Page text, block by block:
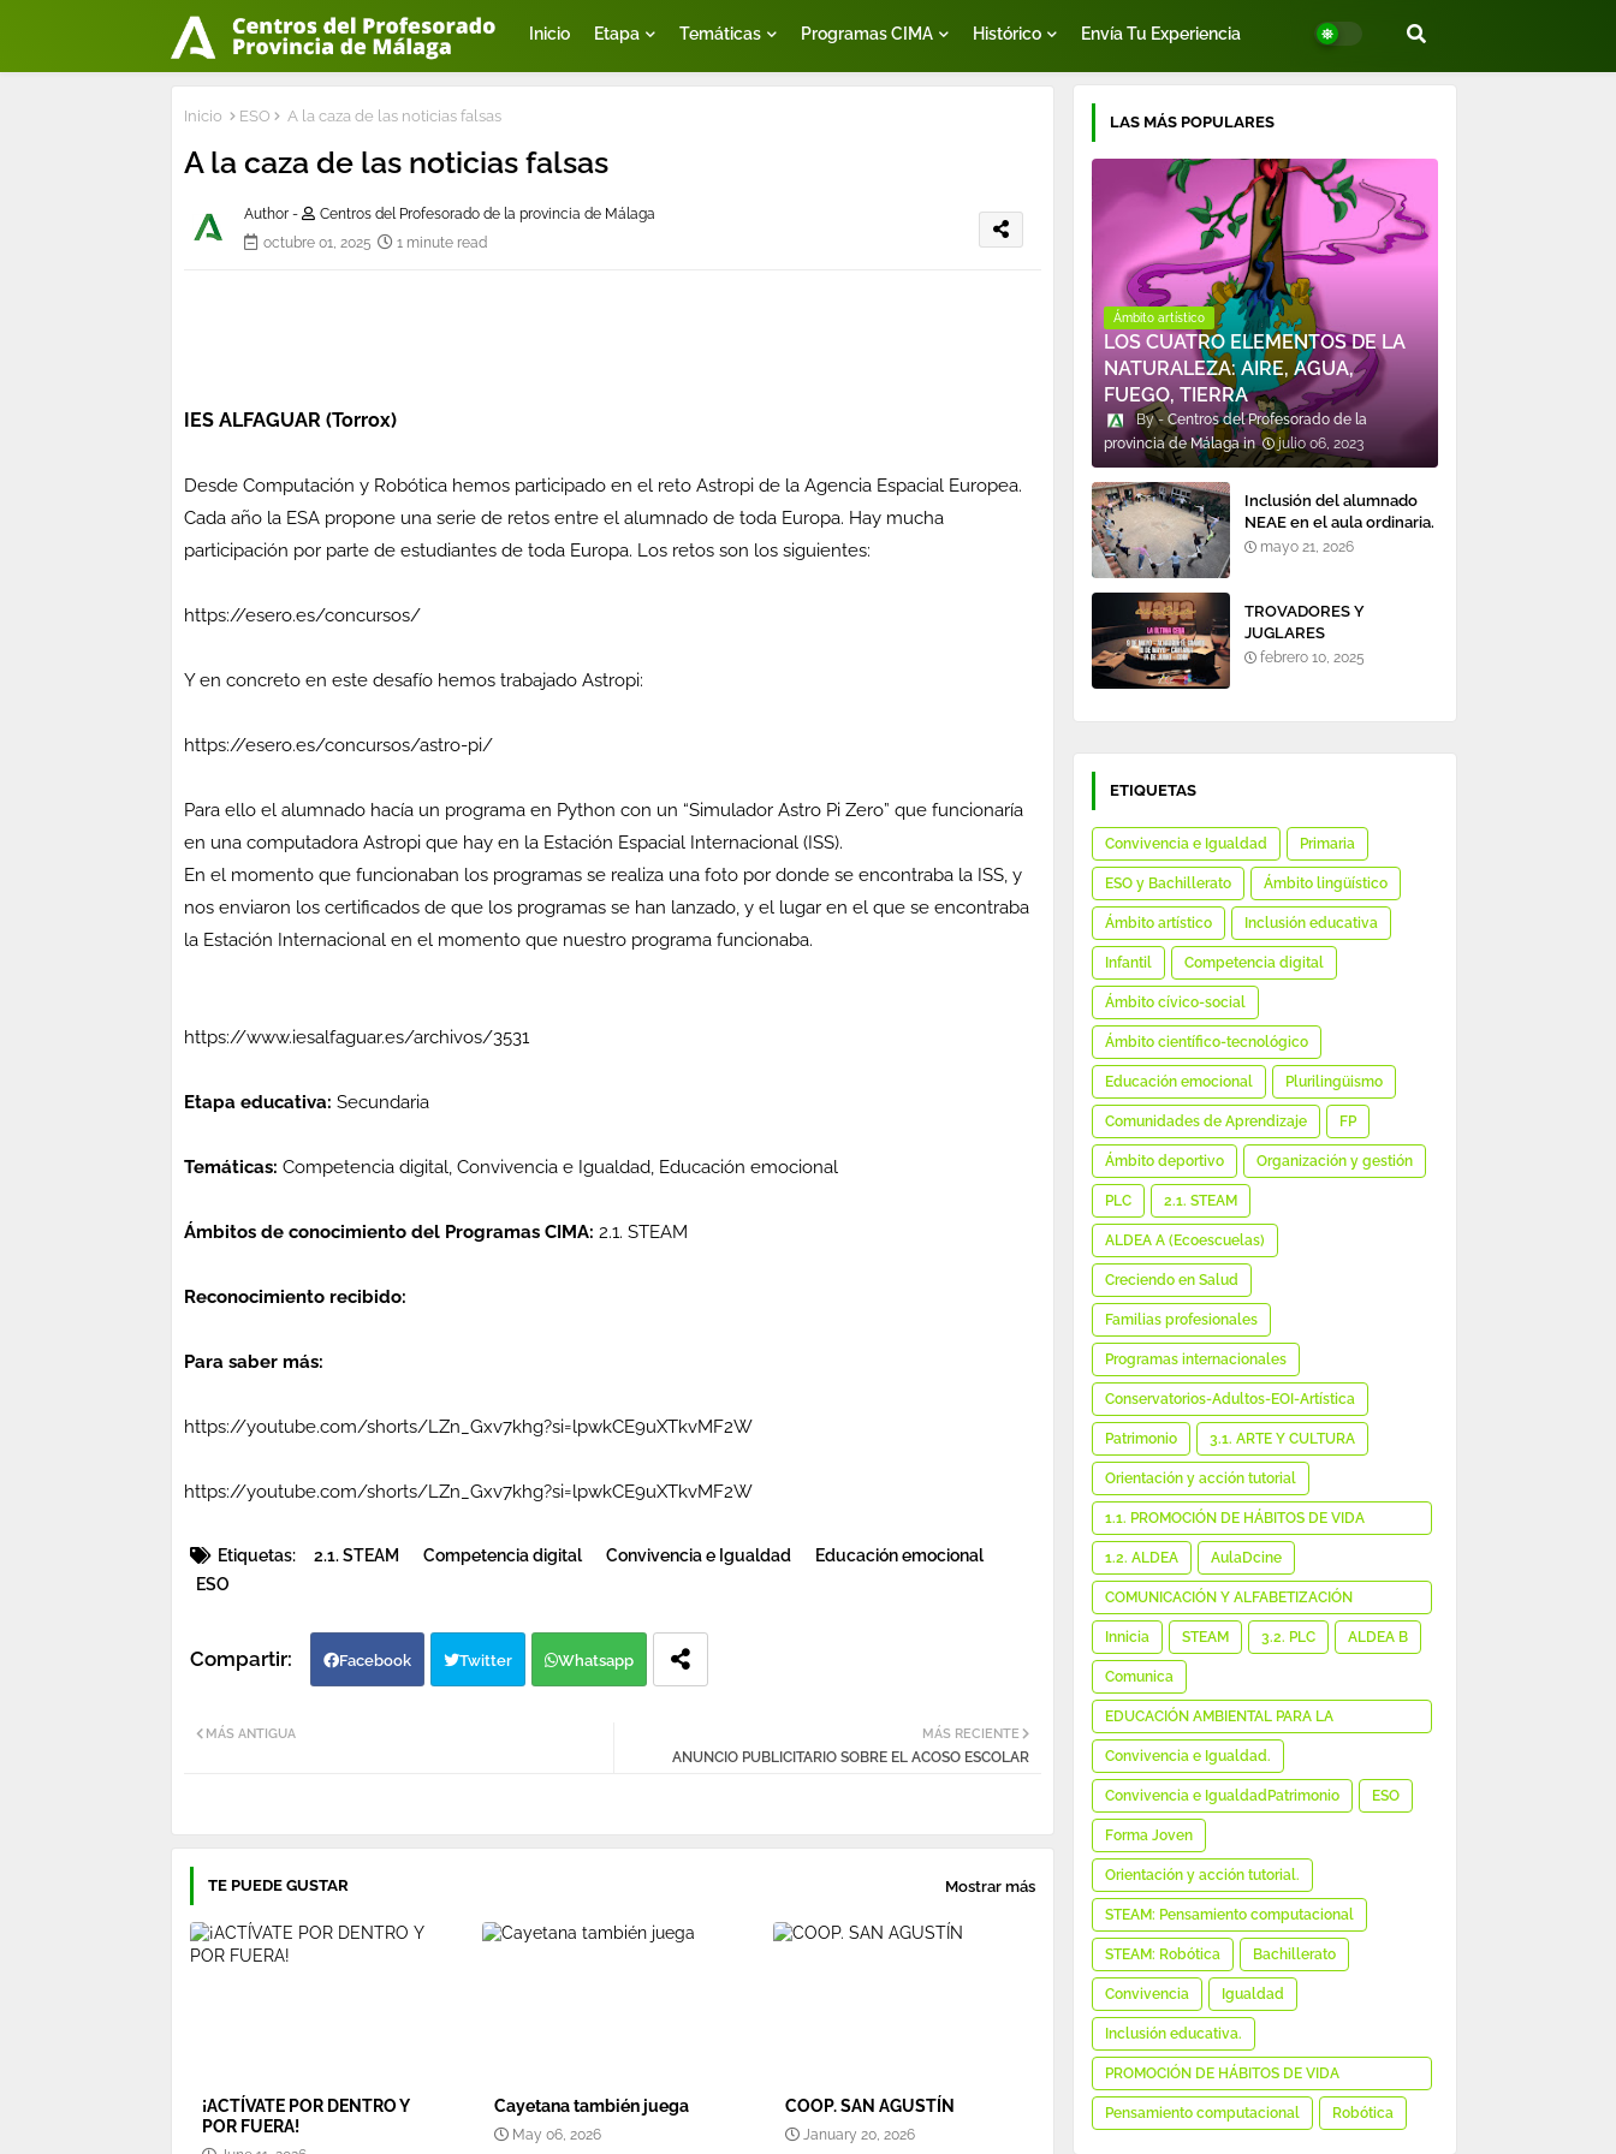
Inicio Etapa Temáticas Programas CIMA Histórico Envía Tu Experiencia
Inicio ESO A la caza de las noticias falsas
A la caza de las noticias falsas
Author -
Centros del Profesorado de la provincia de Málaga
octubre 01, 2025
1 minute read
IES ALFAGUAR (Torrox)
Desde Computación y Robótica hemos participado en el reto Astropi de la Agencia Espacial Europea.
Cada año la ESA propone una serie de retos entre el alumnado de toda Europa. Hay mucha
participación por parte de estudiantes de toda Europa. Los retos son los siguientes:
https://esero.es/concursos/
Y en concreto en este desafío hemos trabajado Astropi:
https://esero.es/concursos/astro-pi/
Para ello el alumnado hacía un programa en Python con un “Simulador Astro Pi Zero” que funcionaría
en una computadora Astropi que hay en la Estación Espacial Internacional (ISS).
En el momento que funcionaban los programas se realiza una foto por donde se encontraba la ISS, y
nos enviaron los certificados de que los programas se han lanzado, y el lugar en el que se encontraba
la Estación Internacional en el momento que nuestro programa funcionaba.
https://www.iesalfaguar.es/archivos/3531
Etapa educativa: Secundaria
Temáticas: Competencia digital, Convivencia e Igualdad, Educación emocional
Ámbitos de conocimiento del Programas CIMA: 2.1. STEAM
Reconocimiento recibido:
Para saber más:
https://youtube.com/shorts/LZn_Gxv7khg?si=lpwkCE9uXTkvMF2W
https://youtube.com/shorts/LZn_Gxv7khg?si=lpwkCE9uXTkvMF2W
Etiquetas: 2.1. STEAM Competencia digital Convivencia e Igualdad
Educación emocional
ESO
Facebook Twitter Whatsapp
MÁS RECIENTE
ANUNCIO PUBLICITARIO SOBRE EL ACOSO ESCOLAR
MÁS ANTIGUA
TE PUEDE GUSTAR Mostrar más
¡ACTÍVATE POR DENTRO Y
POR FUERA!
Cayetana también juega
May 06, 2026
COOP. SAN AGUSTÍN
January 20, 2026
LAS MÁS POPULARES
Ámbito artístico
LOS CUATRO ELEMENTOS DE LA
NATURALEZA: AIRE, AGUA,
FUEGO, TIERRA
Centros del Profesorado de la
provincia de Málaga
julio 06, 2023
Inclusión del alumnado
NEAE en el aula ordinaria.
mayo 21, 2026
TROVADORES Y
JUGLARES
febrero 10, 2025
ETIQUETAS
Convivencia e Igualdad Primaria
ESO y Bachillerato Ámbito lingüístico
Ámbito artístico Inclusión educativa
Infantil Competencia digital
Ámbito cívico-social
Ámbito científico-tecnológico
Educación emocional Plurilingüismo
Comunidades de Aprendizaje FP
Ámbito deportivo Organización y gestión
PLC 2.1. STEAM
ALDEA A (Ecoescuelas)
Creciendo en Salud
Familias profesionales
Programas internacionales
Conservatorios-Adultos-EOI-Artística
Patrimonio 3.1. ARTE Y CULTURA
Orientación y acción tutorial
1.1. PROMOCIÓN DE HÁBITOS DE VIDA
SALUDABLE
1.2. ALDEA AulaDcine
COMUNICACIÓN Y ALFABETIZACIÓN
MEDIÁTICA E INFORMACIONAL
Innicia STEAM 3.2. PLC ALDEA B
Comunica
EDUCACIÓN AMBIENTAL PARA LA
SOSTENIBILIDAD
Convivencia e Igualdad.
Convivencia e IgualdadPatrimonio ESO
Forma Joven
Orientación y acción tutorial.
STEAM: Pensamiento computacional
STEAM: Robótica Bachillerato
Convivencia Igualdad
Inclusión educativa.
PROMOCIÓN DE HÁBITOS DE VIDA
SALUDABLE
Pensamiento computacional Robótica